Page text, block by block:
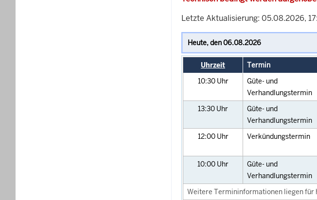
Letzte Aktualisierung: 05.08.2026,
Uhrzeit Termin
10:30 Uhr
Güte- und
Verhandlungstermin
13:30 Uhr
Güte- und
Verhandlungstermin
12:00 Uhr Verkündungstermin
10:00 Uhr
Güte- und
Verhandlungstermin
Weitere Termininformationen liegen für